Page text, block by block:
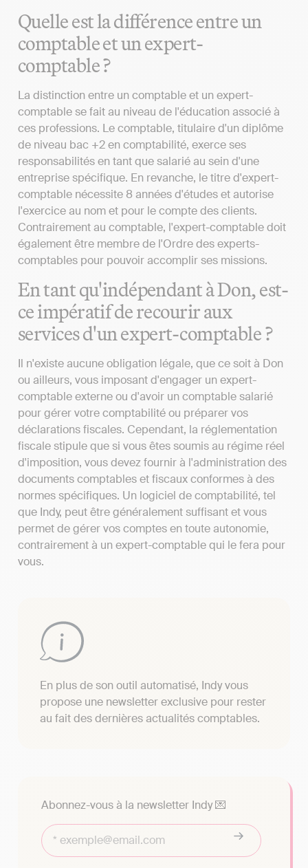
Quelle est la différence entre un
comptable et un expert-
comptable ?
La distinction entre un comptable et un expert-
comptable se fait au niveau de l'éducation associé à
ces professions. Le comptable, titulaire d'un diplôme
de niveau bac +2 en comptabilité, exerce ses
responsabilités en tant que salarié au sein d'une
entreprise spécifique. En revanche, le titre d'expert-
comptable nécessite 8 années d'études et autorise
l'exercice au nom et pour le compte des clients.
Contrairement au comptable, l'expert-comptable doit
également être membre de l'Ordre des experts-
comptables pour pouvoir accomplir ses missions.
En tant qu'indépendant à Don, est-
ce impératif de recourir aux
services d'un expert-comptable ?
Il n'existe aucune obligation légale, que ce soit à Don
ou ailleurs, vous imposant d'engager un expert-
comptable externe ou d'avoir un comptable salarié
pour gérer votre comptabilité ou préparer vos
déclarations fiscales. Cependant, la réglementation
fiscale stipule que si vous êtes soumis au régime réel
d'imposition, vous devez fournir à l'administration des
documents comptables et fiscaux conformes à des
normes spécifiques. Un logiciel de comptabilité, tel
que Indy, peut être généralement suffisant et vous
permet de gérer vos comptes en toute autonomie,
contrairement à un expert-comptable qui le fera pour
vous.
En plus de son outil automatisé, Indy vous
propose une newsletter exclusive pour rester
au fait des dernières actualités comptables.
Abonnez-vous à la newsletter Indy 💌